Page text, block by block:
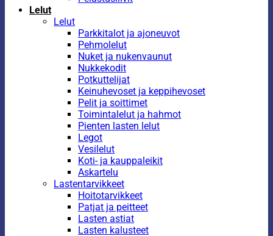
Lelut
Lelut
Parkkitalot ja ajoneuvot
Pehmolelut
Nuket ja nukenvaunut
Nukkekodit
Potkuttelijat
Keinuhevoset ja keppihevoset
Pelit ja soittimet
Toimintalelut ja hahmot
Pienten lasten lelut
Legot
Vesilelut
Koti- ja kauppaleikit
Askartelu
Lastentarvikkeet
Hoitotarvikkeet
Patjat ja peitteet
Lasten astiat
Lasten kalusteet